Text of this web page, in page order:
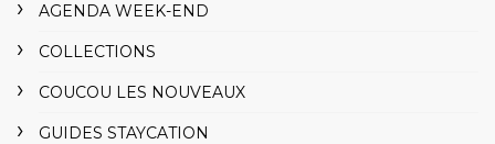
AGENDA WEEK-END
COLLECTIONS
COUCOU LES NOUVEAUX
GUIDES STAYCATION